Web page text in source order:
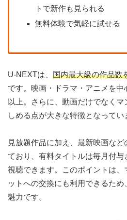
トで新作も見られる
無料体験で気軽に試せる
U-NEXTは、 国内最大級の作品数
です。映画・ドラマ・アニメを
以上。さらに、動画だけでなく
しめる点が大きな特徴となってい
見放題作品に加え、最新映画な
ており、有料タイトルは毎月付
視聴できます。このポイントは
ットへの交換にも利用できるた
魅力です。